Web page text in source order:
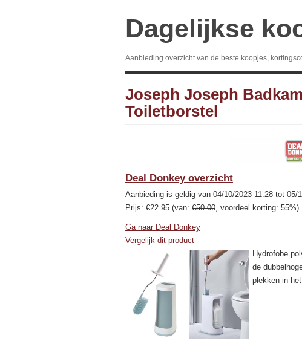
Dagelijkse
Aanbieding overzicht van de beste koopjes,
Joseph Joseph
Toiletborstel
Deal Donkey overzicht
Aanbieding is geldig van 04/10/2023 11:28 tot 05/
Prijs: €22.95 (van: €50.00, voordeel korting: 55%)
Ga naar Deal Donkey
Vergelijk dit product
Hydrofobe
de
plekken in